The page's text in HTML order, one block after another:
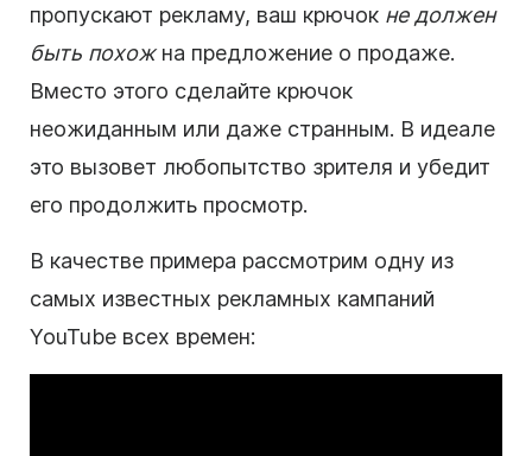
пропускают рекламу, ваш крючок не должен
быть похожна предложение о продаже.
Вместо этого сделайте крючок
неожиданным или даже странным. В идеале
это вызовет любопытство зрителя и убедит
его продолжить просмотр.
В качестве примера рассмотрим одну из
самых известных рекламных кампаний
YouTube всех времен: